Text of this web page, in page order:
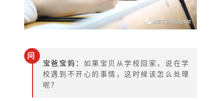
问
宝爸宝妈： 如果宝贝从学校回家，说在学
校遇到不开心的事情，这时候该怎么处理
呢？